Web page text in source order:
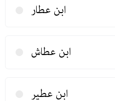
ابن عطار
ابن عطاش
ابن عطیر